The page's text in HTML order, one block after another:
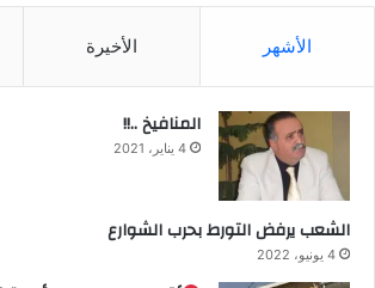
الأشهر الأخيرة
المنافيخ ..!!
4 يناير، 2021
الشعب يرفض التورط بحرب الشوارع
4 يونيو، 2022